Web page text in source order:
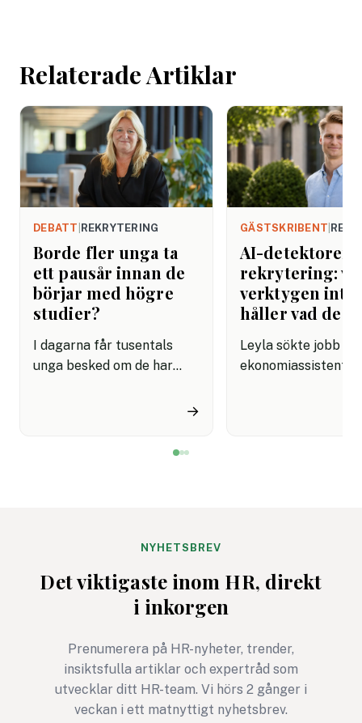
Relaterade Artiklar
DEBATT REKRYTERING
Borde fler unga ta
ett pausår innan de
börjar med högre
studier?
I dagarna får tusentals
unga besked om de har
inte kom in vi ska tycka
starkare när de en dag står
handen.
→
GÄSTSKRIBENT
AI-detektorer i
rekrytering:
verktygen inte
håller vad de
Leyla sökte jobb
ekonomiassistent.
NYHETSBREV
Det viktigaste inom HR, direkt
i inkorgen
Prenumerera på HR-nyheter, trender,
insiktsfulla artiklar och expertråd som
utvecklar ditt HR-team. Vi hörs 2 gånger i
veckan i ett matnyttigt nyhetsbrev.